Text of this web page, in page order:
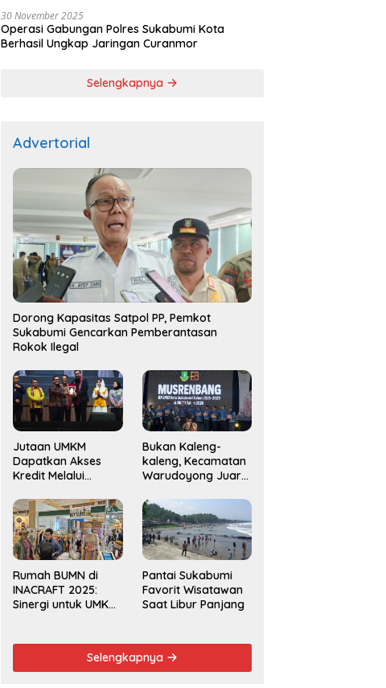
30 November 2025
Operasi Gabungan Polres Sukabumi Kota
Berhasil Ungkap Jaringan Curanmor
Selengkapnya
Advertorial
Dorong Kapasitas Satpol PP, Pemkot
Sukabumi Gencarkan Pemberantasan
Rokok Ilegal
Jutaan UMKM
Dapatkan Akses
Kredit Melalui
Jamkrindo
Bukan Kaleng-
kaleng, Kecamatan
Warudoyong Juara
Musrenbang
Kecamatan 2025
Rumah BUMN di
INACRAFT 2025:
Sinergi untuk UMKM
Pantai Sukabumi
Favorit Wisatawan
Saat Libur Panjang
Selengkapnya